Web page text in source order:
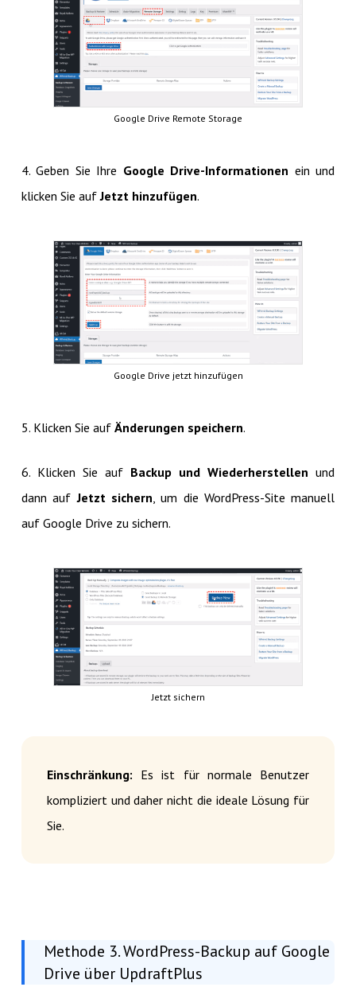
Google Drive Remote Storage
4. Geben Sie Ihre Google Drive-Informationen ein und
klicken Sie aufJetzt hinzufügen.
Google Drive jetzt hinzufügen
5. Klicken Sie auf Änderungen speichern.
6. Klicken Sie auf Backup und Wiederherstellen und
dann auf Jetzt sichern , um die WordPress-Site manuell
auf Google Drive zu sichern.
Jetzt sichern
Einschränkung: Es ist für normale Benutzer
kompliziert und daher nicht die ideale Lösung für
Sie.
Methode 3. WordPress-Backup auf Google
Drive über UpdraftPlus